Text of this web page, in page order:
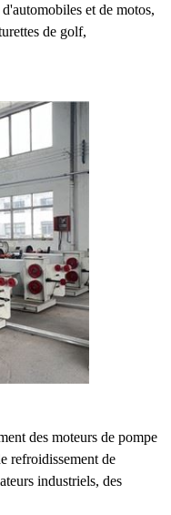
et de motos,
de golf,
des moteurs de pompe
refroidissement de
industriels, des